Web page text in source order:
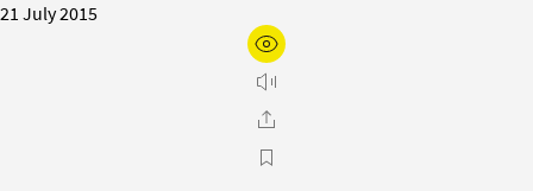
21 July 2015